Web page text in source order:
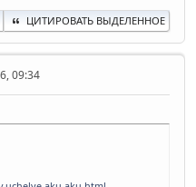
ЦИТИРОВАТЬ ВЫДЕЛЕННОЕ
09:34